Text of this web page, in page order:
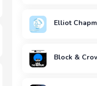
Elliot
Block &